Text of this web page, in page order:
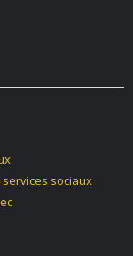
sociaux